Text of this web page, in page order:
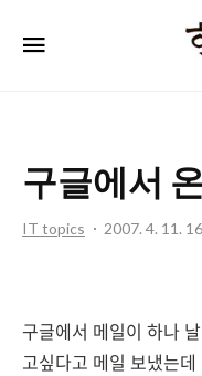
구글에서
IT topics 2007. 4. 11.
구글에서 메일이 하나
고싶다고 메일 보냈는